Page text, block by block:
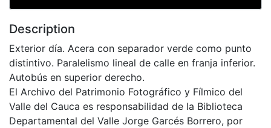
Description
Exterior día. Acera con separador verde como punto
distintivo. Paralelismo lineal de calle en franja inferior.
Autobús en superior derecho.
El Archivo del Patrimonio Fotográfico y Fílmico del
Valle del Cauca es responsabilidad de la Biblioteca
Departamental del Valle Jorge Garcés Borrero, por